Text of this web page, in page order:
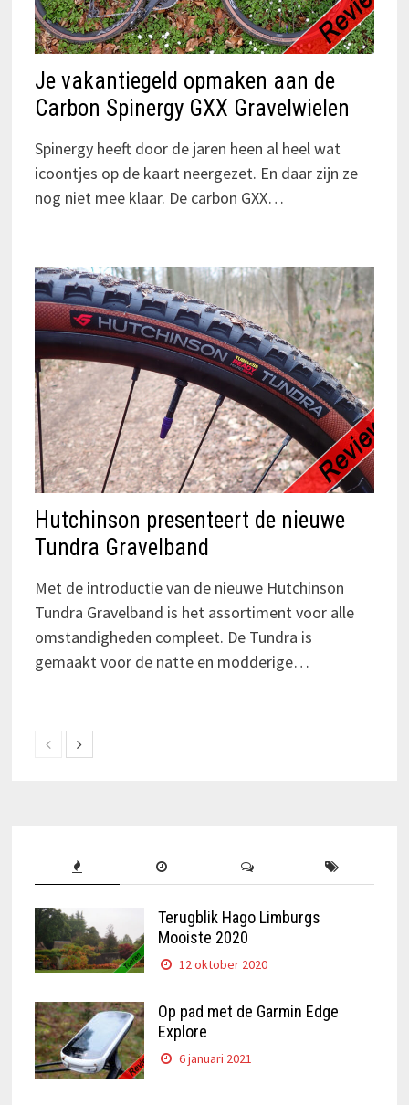
Je vakantiegeld opmaken aan de
Carbon Spinergy GXX Gravelwielen
Spinergy heeft door de jaren heen al heel wat
icoontjes op de kaart neergezet. En daar zijn ze
nog niet mee klaar. De carbon GXX…
Hutchinson presenteert de nieuwe
Tundra Gravelband
Met de introductie van de nieuwe Hutchinson
Tundra Gravelband is het assortiment voor alle
omstandigheden compleet. De Tundra is
gemaakt voor de natte en modderige…
Terugblik Hago Limburgs
Mooiste 2020
12 oktober 2020
Op pad met de Garmin Edge
Explore
6 januari 2021